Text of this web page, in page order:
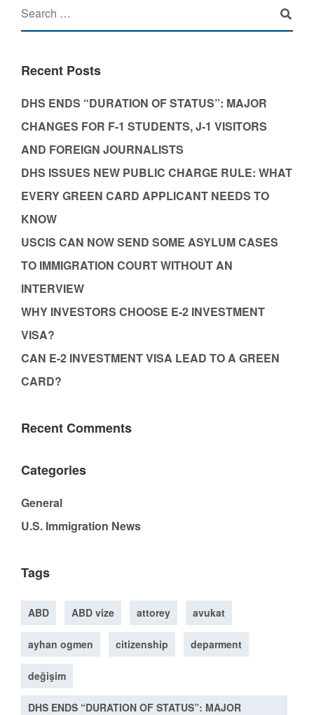
Recent Posts
DHS ENDS “DURATION OF STATUS”: MAJOR
CHANGES FOR F-1 STUDENTS, J-1 VISITORS
AND FOREIGN JOURNALISTS
DHS ISSUES NEW PUBLIC CHARGE RULE: WHAT
EVERY GREEN CARD APPLICANT NEEDS TO
KNOW
USCIS CAN NOW SEND SOME ASYLUM CASES
TO IMMIGRATION COURT WITHOUT AN
INTERVIEW
WHY INVESTORS CHOOSE E-2 INVESTMENT
VISA?
CAN E-2 INVESTMENT VISA LEAD TO A GREEN
CARD?
Recent Comments
Categories
General
U.S. Immigration News
Tags
ABD ABD vize attorey avukat
ayhan ogmen citizenship deparment
değişim
DHS ENDS “DURATION OF STATUS”: MAJOR